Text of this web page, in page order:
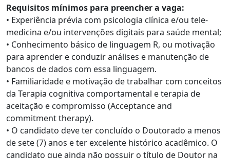
Requisitos mínimos para preencher a vaga:
• Experiência prévia com psicologia clínica e/ou tele-
medicina e/ou intervenções digitais para saúde mental;
• Conhecimento básico de linguagem R, ou motivação
para aprender e conduzir análises e manutenção de
bancos de dados com essa linguagem.
• Familiaridade e motivação de trabalhar com conceitos
da Terapia cognitiva comportamental e terapia de
aceitação e compromisso (Acceptance and
commitment therapy).
• O candidato deve ter concluído o Doutorado a menos
de sete (7) anos e ter excelente histórico acadêmico. O
candidato que ainda não possuir o título de Doutor na